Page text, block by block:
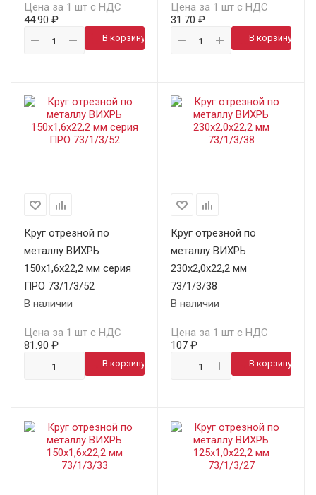
Цена за 1 шт с НДС
44.90 ₽
В корзину
Цена за 1 шт с НДС
31.70 ₽
В корзину
Круг отрезной по
металлу ВИХРЬ
150х1,6х22,2 мм серия
ПРО 73/1/3/52
В наличии
Цена за 1 шт с НДС
81.90 ₽
В корзину
Круг отрезной по
металлу ВИХРЬ
230х2,0х22,2 мм
73/1/3/38
В наличии
Цена за 1 шт с НДС
107 ₽
В корзину